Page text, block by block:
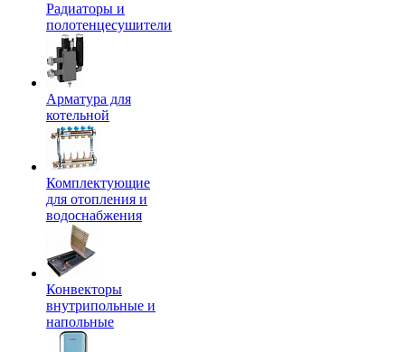
Радиаторы и
полотенцесушители
Арматура для
котельной
Комплектующие
для отопления и
водоснабжения
Конвекторы
внутрипольные и
напольные